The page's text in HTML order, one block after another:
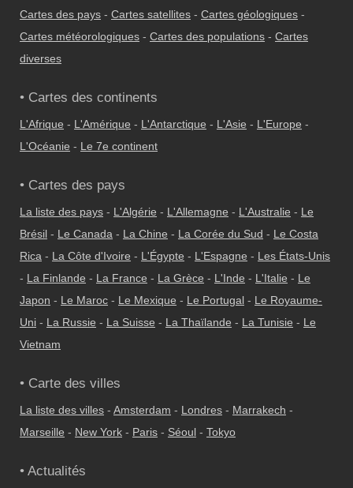
Cartes des pays - Cartes satellites - Cartes géologiques -
Cartes météorologiques - Cartes des populations - Cartes
diverses
• Cartes des continents
L'Afrique - L'Amérique - L'Antarctique - L'Asie - L'Europe -
L'Océanie - Le 7e continent
• Cartes des pays
La liste des pays - L'Algérie - L'Allemagne - L'Australie - Le
Brésil - Le Canada - La Chine - La Corée du Sud - Le Costa
Rica - La Côte d'Ivoire - L'Égypte - L'Espagne - Les États-Unis
- La Finlande - La France - La Grèce - L'Inde - L'Italie - Le
Japon - Le Maroc - Le Mexique - Le Portugal - Le Royaume-
Uni - La Russie - La Suisse - La Thaïlande - La Tunisie - Le
Vietnam
• Carte des villes
La liste des villes - Amsterdam - Londres - Marrakech -
Marseille - New York - Paris - Séoul - Tokyo
• Actualités